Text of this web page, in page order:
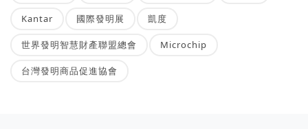
Kantar 國際發明展 凱度
世界發明智慧財產聯盟總會 Microchip
台灣發明商品促進協會